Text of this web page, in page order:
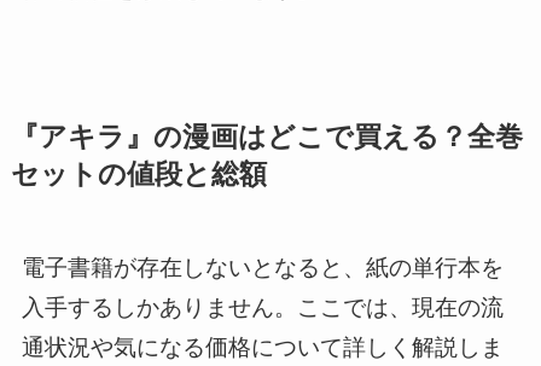
『アキラ』の漫画はどこで買える？全巻
セットの値段と総額
電子書籍が存在しないとなると、紙の単行本を
入手するしかありません。ここでは、現在の流
通状況や気になる価格について詳しく解説しま